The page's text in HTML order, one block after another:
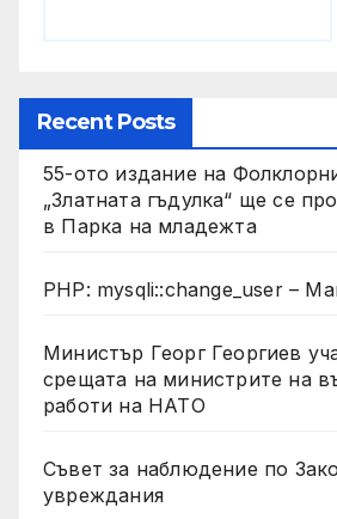
Recent Posts
55-ото издание на
„Златната гъдулка“ ще се
в Парка на младежта
PHP: mysqli::change_user –
Министър Георг Георгиев
срещата на министрите на
работи на НАТО
Съвет за наблюдение по
увреждания